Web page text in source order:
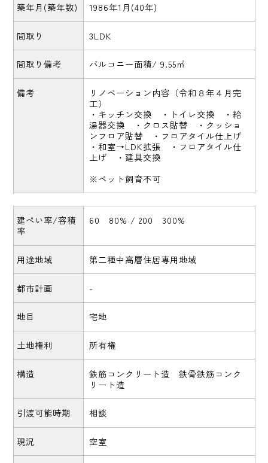
築年月(築年数) 1986年1月(40年)
間取り 3LDK
間取り備考 バルコニー面積/ 9.55㎡
備考
リノベーション内容（令和８年４月完
工）
・キッチン交換 ・トイレ交換 ・給
湯器交換 ・クロス貼替 ・クッショ
ンフロア貼替 ・フロアタイル仕上げ
・和室→LDK拡張 ・フロアタイル仕
上げ ・建具交換
※ペット飼育不可
建ぺい率/容積
率
60 80% / 200 300%
用途地域 第二種中高層住居専用地域
都市計画 -
地目 宅地
土地権利 所有権
構造
鉄筋コンクリート造 鉄骨鉄筋コンク
リート造
引渡可能時期 相談
現況 空室